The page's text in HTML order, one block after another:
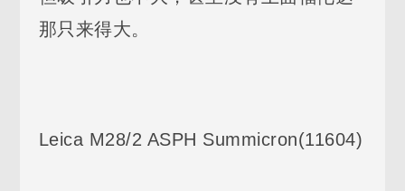
那只来得大。
Leica M28/2 ASPH Summicron(11604)